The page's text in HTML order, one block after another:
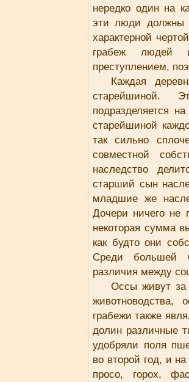
нередко один на
эти люди должны
характерной
грабеж людей
преступлением,
Каждая
старейшиной.
подразделяется
старейшиной
так сильно
совместной
наследство
старший сын
младшие же
Дочери ничего не
некоторая сумма
как будто они
Среди большей
различия между
Oссы живут за
грабежи также
долин различные
удобряли поля
во второй год, и
просо, горох,